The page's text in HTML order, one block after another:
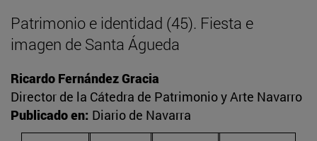
Patrimonio e identidad (45). Fiesta e
imagen de Santa Águeda
Ricardo Fernández Gracia
Director de la Cátedra de Patrimonio y Arte Navarro
Publicado en: Diario de Navarra